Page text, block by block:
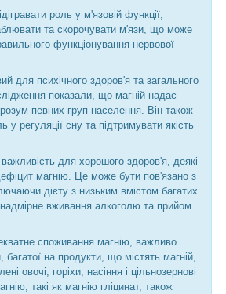
роль у м'язовій функції,
та скорочувати м'язи, що може
функціонування нервової
для психічного здоров'я та загального
показали, що магній надає
певних груп населення. Він також
у регуляції сну та підтримувати якість
для хорошого здоров'я, деякі
магнію. Це може бути пов'язано з
дієту з низьким вмістом багатих
надмірне вживання алкоголю та прийом
споживання магнію, важливо
багатої на продукти, що містять магній,
овочі, горіхи, насіння і цільнозернові
такі як магнію гліцинат, також